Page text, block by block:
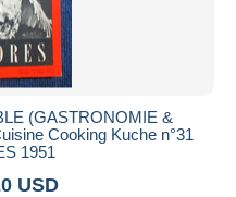
(GASTRONOMIE &
Cooking Kuche n°31
1951
USD